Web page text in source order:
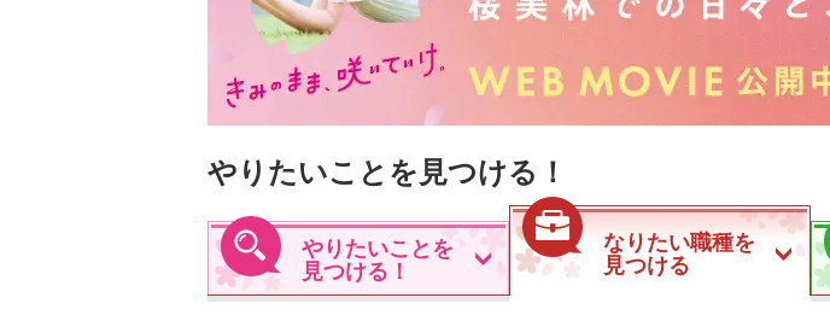
やりたいことを見つける！
やりたいことを
見つける！
なりたい職種を
見つける